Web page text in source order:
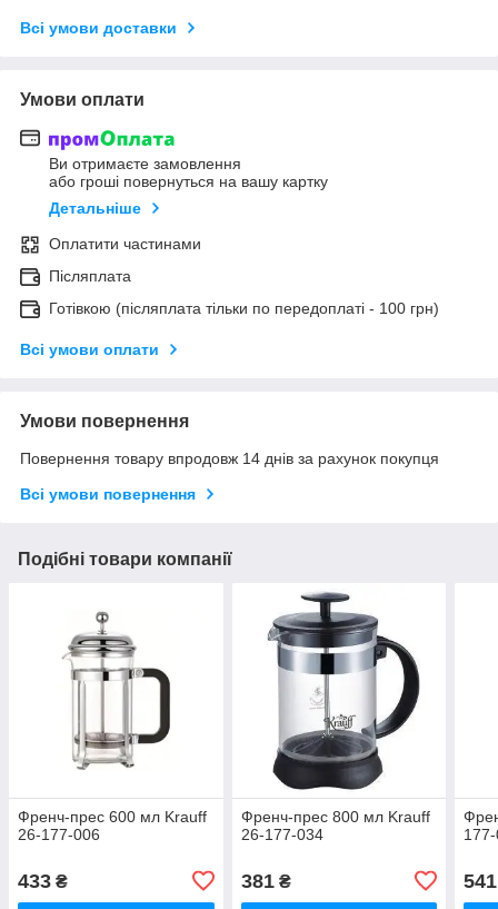
Всі умови доставки
Умови оплати
Ви отримаєте замовлення
або гроші повернуться на вашу картку
Детальніше
Оплатити частинами
Післяплата
Готівкою (післяплата тільки по передоплаті - 100 грн)
Всі умови оплати
Умови повернення
Повернення товару впродовж 14 днів за рахунок покупця
Всі умови повернення
Подібні товари компанії
Френч-прес 600 мл Krauff
26-177-006
433 ₴
Френч-прес 800 мл Krauff
26-177-034
381₴ 541